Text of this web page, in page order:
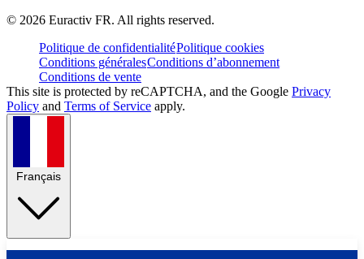
© 2026 Euractiv FR. All rights reserved.
Politique de confidentialitéPolitique cookies
Conditions généralesConditions d’abonnement
Conditions de vente
This site is protected by reCAPTCHA, and the Google Privacy
Policy and Terms of Service apply.
Français